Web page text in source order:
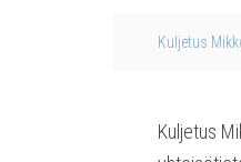
Kuljetus
Kul­je­tus